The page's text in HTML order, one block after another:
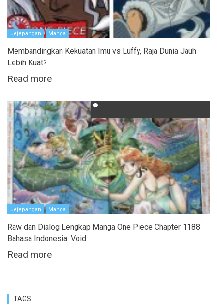
Jejepangan Manga
Membandingkan Kekuatan Imu vs Luffy, Raja Dunia Jauh
Lebih Kuat?
Read more
Jejepangan Manga
Raw dan Dialog Lengkap Manga One Piece Chapter 1188
Bahasa Indonesia: Void
Read more
TAGS